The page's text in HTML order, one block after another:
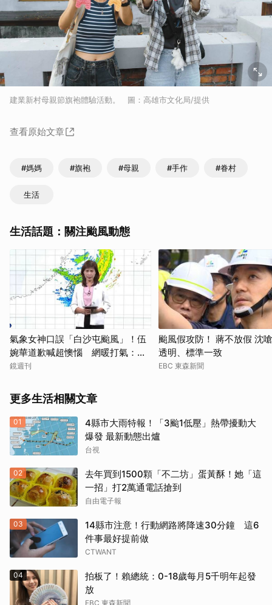
建業新村母親節旗袍體驗活動。 圖：高雄市文化局/提供
查看原始文章
#媽媽 #旗袍 #母親 #手作 #眷村
生活
生活話題：關注颱風動態
氣象女神口誤「白沙屯颱風」！伍
婉華道歉喊超懊惱 網暖打氣：覺
得更親切
鏡週刊
颱風假攻防！ 蔣不放假 沈
透明、標準一致
EBC 東森新聞
更多生活相關文章
01
4縣市大雨特報！「3颱1低壓」熱帶擾動大
爆發 最新動態出爐
台視
02
去年買到1500顆「不二坊」蛋黃酥！她「這
一招」打2萬通電話搶到
自由電子報
03
14縣市注意！行動網路將降速30分鐘 這6
件事最好提前做
CTWANT
04
拍板了！賴總統：0-18歲每月5千明年起發
放
EBC 東森新聞